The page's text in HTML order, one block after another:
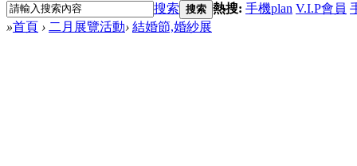
搜索 搜索 熱搜: 手機plan V.I.P會員
»首頁 › 二月展覽活動› 結婚節,婚紗展